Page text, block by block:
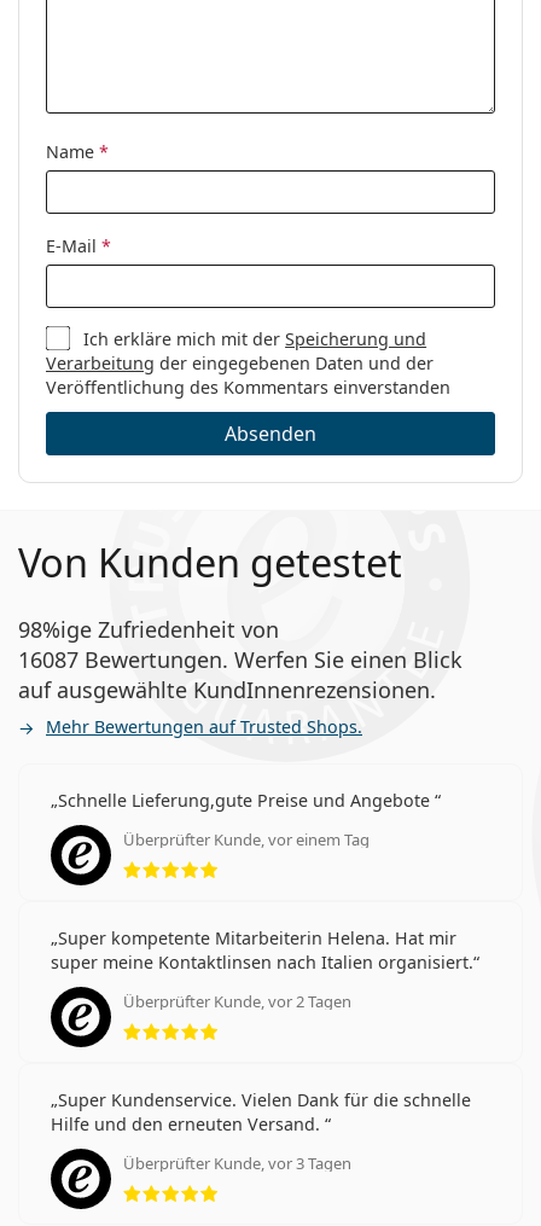
Name *
E-Mail *
Ich erkläre mich mit derSpeicherung und
Verarbeitung der eingegebenen Daten und der
Veröffentlichung des Kommentars einverstanden
Absenden
Von Kunden getestet
98%ige Zufriedenheit von
16087 Bewertungen. Werfen Sie einen Blick
auf ausgewählte KundInnenrezensionen.
Mehr Bewertungen auf Trusted Shops.
Schnelle Lieferung,gute Preise und Angebote
Überprüfter Kunde, vor einem Tag
Bewertung 5 aus 5
Super kompetente Mitarbeiterin Helena. Hat mir
super meine Kontaktlinsen nach Italien organisiert.
Überprüfter Kunde, vor 2 Tagen
Bewertung 5 aus 5
Super Kundenservice. Vielen Dank für die schnelle
Hilfe und den erneuten Versand.
Überprüfter Kunde, vor 3 Tagen
Bewertung 5 aus 5